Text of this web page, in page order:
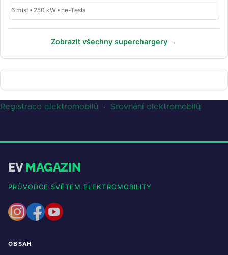
6 míst • 250 kW • ne-Tesla
Zobrazit všechny superchargery →
Registrace elektromobilů · Srovnání elektromobilů
EVMAGAZIN
PRŮVODCE SVĚTEM ELEKTROMOBILITY
OBSAH